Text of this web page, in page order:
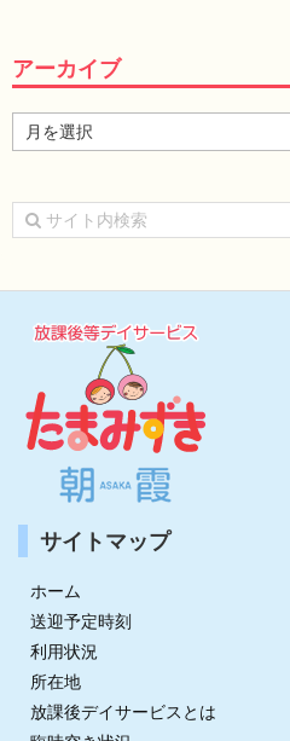
アーカイブ
ー
イ
ブ
サイトマップ
ホーム
送迎予定時刻
利用状況
所在地
放課後デイサービスとは